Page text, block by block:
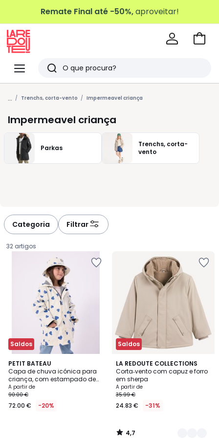
Remate Final até -50%,aproveitar!
Menu
Redoute
Pesquisar
Últimos
artigos
vistos
Ir
... Trenchs, corta-vento Impermeavel criança
Impermeavel criança
Parkas
Trenchs, corta-
vento
Categoria Filtrar
32 artigos
Saldos
PETIT BATEAU
Capa de chuva icónica para
criança, com estampado de
corações
Preço
a
partir
A partir de
90.00 €
72.00 € -20%
Saldos
LA REDOUTE COLLECTIONS
Corta‑vento com capuz e forro
em sherpa
A partir de
35.99 €
24.83 € -31%
4,7
/ 5
3
Cores
4,7
/